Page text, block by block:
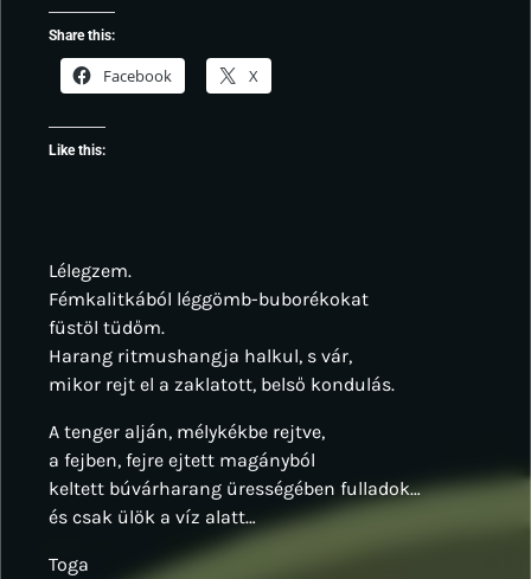
Share this:
Facebook X
Like this:
Lélegzem.
Fémkalitkából léggömb-buborékokat
füstöl tüdőm.
Harang ritmushangja halkul, s vár,
mikor rejt el a zaklatott, belső kondulás.
A tenger alján, mélykékbe rejtve,
a fejben, fejre ejtett magányból
keltett búvárharang ürességében fulladok…
és csak ülök a víz alatt…
Toga